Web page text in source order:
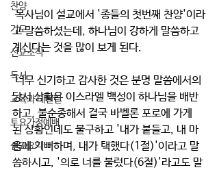
찬양
기도
선교소식
독서
교육과 테필린
토요가정예배
설교요약
목사님이 설교에서 '종들의 첫번째 찬양'이라
고 말씀하셨는데, 하나님이 강하게 말씀하고
계신다는 것을 많이 보게 된다.
너무 신기하고 감사한 것은 분명 말씀에서의
당시 상황은 이스라엘 백성이 하나님을 배반
하고, 불순종해서 결국 바벨론 포로에 가게
된 상황인데도 불구하고 '내가 붙들고, 내 마
음에 기뻐하며, 내가 택했다(1절)'이라고 말
씀하시고, '의로 너를 불렀다(6절)'라고도 말